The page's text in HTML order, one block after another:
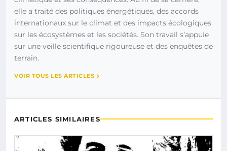
elle a traité des politiques énergétiques, des accords
internationaux sur le climat et des impacts écologiques
sur les écosystèmes et les sociétés. Son travail s’appuie
sur une veille scientifique rigoureuse et des enquêtes de
terrain.
VOIR TOUS LES ARTICLES
ARTICLES SIMILAIRES